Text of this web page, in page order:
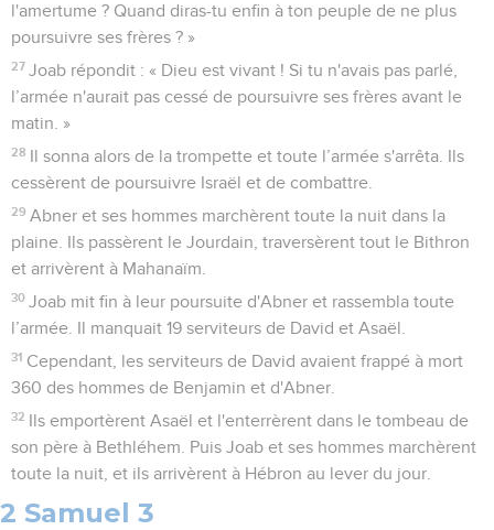
l'amertume ? Quand diras-tu enfin à ton peuple de ne plus
poursuivre ses frères ? »
27 Joab répondit : « Dieu est vivant ! Si tu n'avais pas parlé,
l’armée n'aurait pas cessé de poursuivre ses frères avant le
matin. »
28 Il sonna alors de la trompette et toute l’armée s'arrêta. Ils
cessèrent de poursuivre Israël et de combattre.
29 Abner et ses hommes marchèrent toute la nuit dans la
plaine. Ils passèrent le Jourdain, traversèrent tout le Bithron
et arrivèrent à Mahanaïm.
30 Joab mit fin à leur poursuite d'Abner et rassembla toute
l’armée. Il manquait 19 serviteurs de David et Asaël.
31 Cependant, les serviteurs de David avaient frappé à mort
360 des hommes de Benjamin et d'Abner.
32 Ils emportèrent Asaël et l'enterrèrent dans le tombeau de
son père à Bethléhem. Puis Joab et ses hommes marchèrent
toute la nuit, et ils arrivèrent à Hébron au lever du jour.
2 Samuel 3